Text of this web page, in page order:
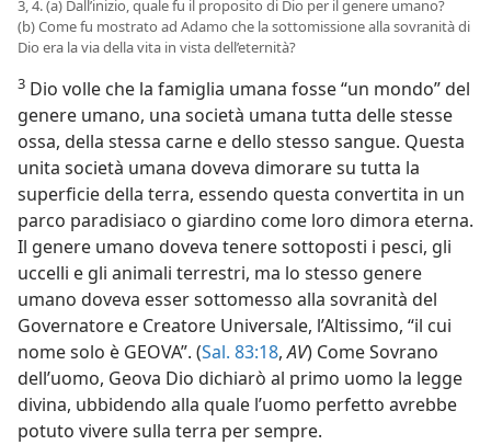
3, 4. (a) Dall’inizio, quale fu il proposito di Dio per il genere umano?
(b) Come fu mostrato ad Adamo che la sottomissione alla sovranità di
Dio era la via della vita in vista dell’eternità?
3 Dio volle che la famiglia umana fosse “un mondo” del
genere umano, una società umana tutta delle stesse
ossa, della stessa carne e dello stesso sangue. Questa
unita società umana doveva dimorare su tutta la
superficie della terra, essendo questa convertita in un
parco paradisiaco o giardino come loro dimora eterna.
Il genere umano doveva tenere sottoposti i pesci, gli
uccelli e gli animali terrestri, ma lo stesso genere
umano doveva esser sottomesso alla sovranità del
Governatore e Creatore Universale, l’Altissimo, “il cui
nome solo è GEOVA”. (Sal. 83:18,AV) Come Sovrano
dell’uomo, Geova Dio dichiarò al primo uomo la legge
divina, ubbidendo alla quale l’uomo perfetto avrebbe
potuto vivere sulla terra per sempre.